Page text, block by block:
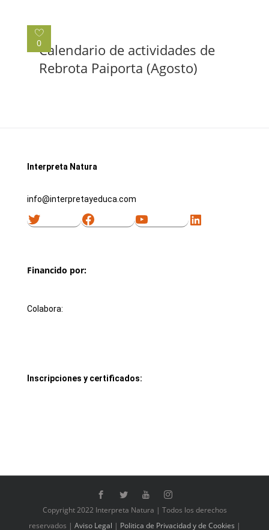
0Calendario de actividades de
Rebrota Paiporta (Agosto)
Interpreta Natura
info@interpretayeduca.com
Twitter FacebookYouTubeLinkedIn
Financido por:
Colabora:
Inscripciones y certificados:
Copyright 2022 Interpreta Natura | Todos los derechos
reservados | Aviso Legal | Politica de Privacidad y de Cookies |